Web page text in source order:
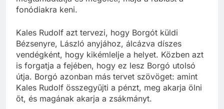
fonódiakra keni.
Kales Rudolf azt tervezi, hogy Borgót küldi
Bézsenyre, László anyjához, álcázva díszes
vendégként, hogy kikémlelje a helyet. Közben azt
is forgatja a fejében, hogy ez lesz Borgó utolsó
útja. Borgó azonban más tervet szövöget: amint
Kales Rudolf összegyűjti a pénzt, meg akarja ölni
őt, és magának akarja a zsákmányt.